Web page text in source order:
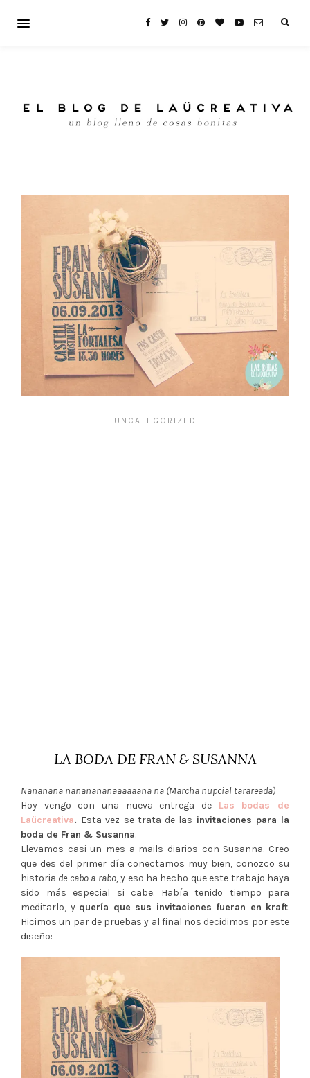
UNCATEGORIZED
LA BODA DE FRAN & SUSANNA
Nananana nananananaaaaaana na (Marcha nupcial tarareada)
Hoy vengo con una nueva entrega de Las bodas de
Laücreativa. Esta vez se trata de las invitaciones para la
boda de Fran & Susanna.
Llevamos casi un mes a mails diarios con Susanna. Creo
que des del primer día conectamos muy bien, conozco su
historia de cabo a rabo,y eso ha hecho que este trabajo haya
sido más especial si cabe. Había tenido tiempo para
meditarlo, y quería que sus invitaciones fueran en kraft.
Hicimos un par de pruebas y al final nos decidimos por este
diseño: